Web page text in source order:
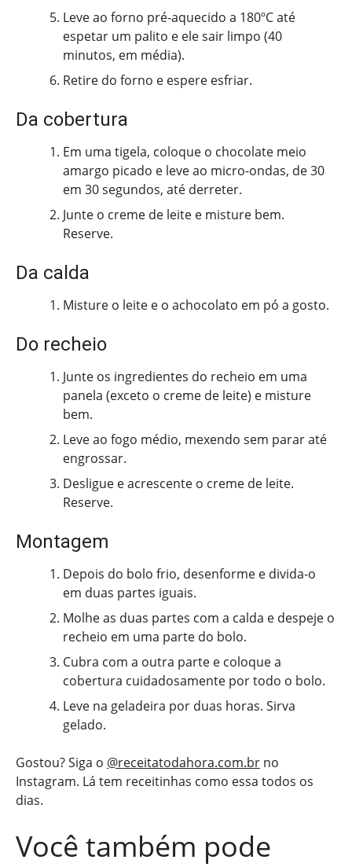
Leve ao forno pré-aquecido a 180ºC até
espetar um palito e ele sair limpo (40
minutos, em média).
Retire do forno e espere esfriar.
Da cobertura
Em uma tigela, coloque o chocolate meio
amargo picado e leve ao micro-ondas, de 30
em 30 segundos, até derreter.
Junte o creme de leite e misture bem.
Reserve.
Da calda
Misture o leite e o achocolato em pó a gosto.
Do recheio
Junte os ingredientes do recheio em uma
panela (exceto o creme de leite) e misture
bem.
Leve ao fogo médio, mexendo sem parar até
engrossar.
Desligue e acrescente o creme de leite.
Reserve.
Montagem
Depois do bolo frio, desenforme e divida-o
em duas partes iguais.
Molhe as duas partes com a calda e despeje o
recheio em uma parte do bolo.
Cubra com a outra parte e coloque a
cobertura cuidadosamente por todo o bolo.
Leve na geladeira por duas horas. Sirva
gelado.
Gostou? Siga o @receitatodahora.com.br no
Instagram. Lá tem receitinhas como essa todos os
dias.
Você também pode